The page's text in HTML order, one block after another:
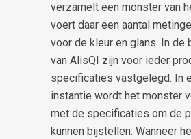
verzamelt een monster van
voert daar een aantal
voor de kleur en glans. In de
van AlisQI zijn voor ieder
specificaties vastgelegd. In
instantie wordt het monster
met de specificaties om de
kunnen bijstellen: Wanneer